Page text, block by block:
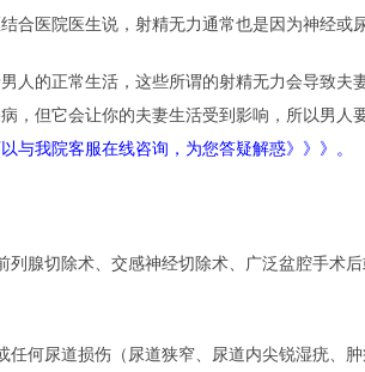
合医院医生说，射精无力通常也是因为神经或
人的正常生活，这些所谓的射精无力会导致夫
，但它会让你的夫妻生活受到影响，所以男人
与我院客服在线咨询，为您答疑解惑》》》。
列腺切除术、交感神经切除术、广泛盆腔手术
任何尿道损伤（尿道狭窄、尿道内尖锐湿疣、